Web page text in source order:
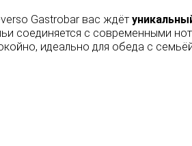
Gastrobar вас ждёт
соединяется с современными
идеально для обеда с